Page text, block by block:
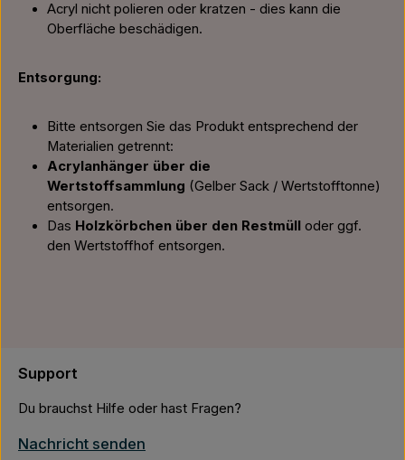
Acryl nicht polieren oder kratzen - dies kann die
Oberfläche beschädigen.
Entsorgung:
Bitte entsorgen Sie das Produkt entsprechend der
Materialien getrennt:
Acrylanhänger über die
Wertstoffsammlung (Gelber Sack / Wertstofftonne)
entsorgen.
Das Holzkörbchen über den Restmüll oder ggf.
den Wertstoffhof entsorgen.
Support
Du brauchst Hilfe oder hast Fragen?
Nachricht senden